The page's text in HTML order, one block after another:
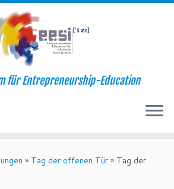
für Entrepreneurship-Education
» Tag der offenen Tür » Tag der